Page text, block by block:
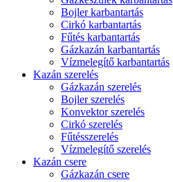
Bojler karbantartás
Cirkó karbantartás
Fűtés karbantartás
Gázkazán karbantartás
Vízmelegítő karbantartás
Kazán szerelés
Gázkazán szerelés
Bojler szerelés
Konvektor szerelés
Cirkó szerelés
Fűtésszerelés
Vízmelegítő szerelés
Kazán csere
Gázkazán csere